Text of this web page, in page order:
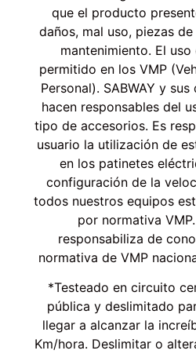
que el producto
daños, mal uso, piezas
mantenimiento. El
permitido en los VMP
Personal). SABWAY y
hacen responsables del
tipo de accesorios. Es
usuario la utilización de
en los patinetes
configuración de la
todos nuestros equipos
por normativa
responsabiliza de
normativa de VMP
*Testeado en circuito
pública y deslimitado
llegar a alcanzar la
Km/hora. Deslimitar o